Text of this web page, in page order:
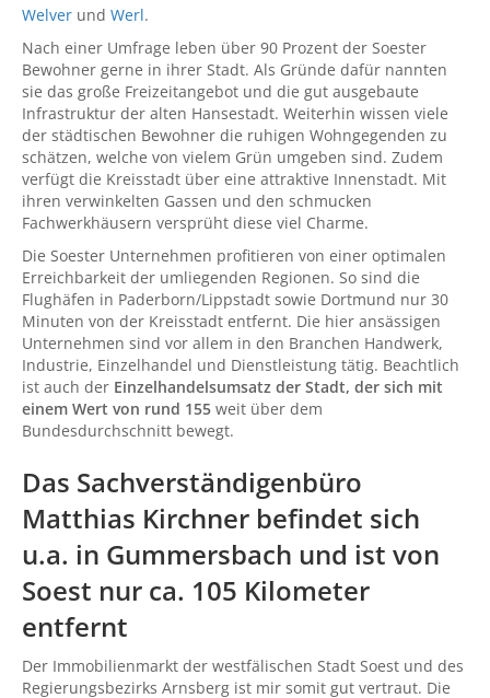
Welver und Werl.
Nach einer Umfrage leben über 90 Prozent der Soester
Bewohner gerne in ihrer Stadt. Als Gründe dafür nannten
sie das große Freizeitangebot und die gut ausgebaute
Infrastruktur der alten Hansestadt. Weiterhin wissen viele
der städtischen Bewohner die ruhigen Wohngegenden zu
schätzen, welche von vielem Grün umgeben sind. Zudem
verfügt die Kreisstadt über eine attraktive Innenstadt. Mit
ihren verwinkelten Gassen und den schmucken
Fachwerkhäusern versprüht diese viel Charme.
Die Soester Unternehmen profitieren von einer optimalen
Erreichbarkeit der umliegenden Regionen. So sind die
Flughäfen in Paderborn/Lippstadt sowie Dortmund nur 30
Minuten von der Kreisstadt entfernt. Die hier ansässigen
Unternehmen sind vor allem in den Branchen Handwerk,
Industrie, Einzelhandel und Dienstleistung tätig. Beachtlich
ist auch der Einzelhandelsumsatz der Stadt, der sich mit
einem Wert von rund 155 weit über dem
Bundesdurchschnitt bewegt.
Das Sachverständigenbüro
Matthias Kirchner befindet sich
u.a. in Gummersbach und ist von
Soest nur ca. 105 Kilometer
entfernt
Der Immobilienmarkt der westfälischen Stadt Soest und des
Regierungsbezirks Arnsberg ist mir somit gut vertraut. Die